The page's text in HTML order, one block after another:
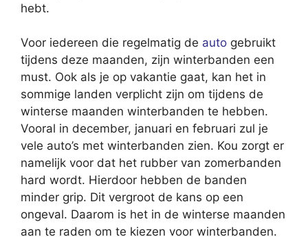
hebt.
Voor iedereen die regelmatig de auto gebruikt
tijdens deze maanden, zijn winterbanden een
must. Ook als je op vakantie gaat, kan het in
sommige landen verplicht zijn om tijdens de
winterse maanden winterbanden te hebben.
Vooral in december, januari en februari zul je
vele auto’s met winterbanden zien. Kou zorgt er
namelijk voor dat het rubber van zomerbanden
hard wordt. Hierdoor hebben de banden
minder grip. Dit vergroot de kans op een
ongeval. Daarom is het in de winterse maanden
aan te raden om te kiezen voor winterbanden.